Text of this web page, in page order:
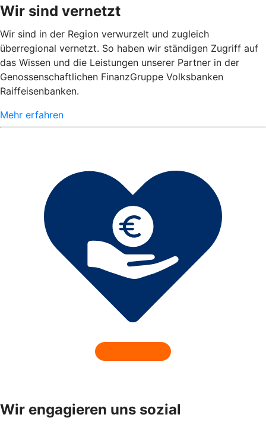
Wir sind vernetzt
Wir sind in der Region verwurzelt und zugleich
überregional vernetzt. So haben wir ständigen Zugriff auf
das Wissen und die Leistungen unserer Partner in der
Genossenschaftlichen FinanzGruppe Volksbanken
Raiffeisenbanken.
Mehr erfahren
Wir engagieren uns sozial